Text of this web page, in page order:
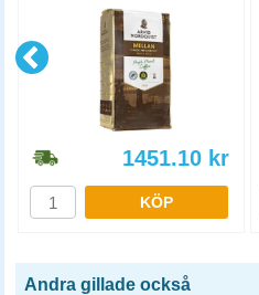
1451.10 kr
KÖP
Andra gillade också